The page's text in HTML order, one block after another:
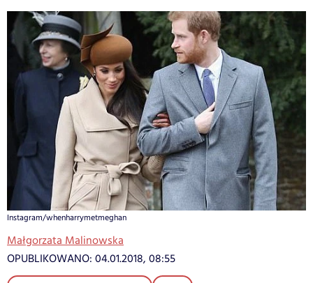
Instagram/whenharrymetmeghan
Małgorzata Malinowska
OPUBLIKOWANO: 04.01.2018, 08:55